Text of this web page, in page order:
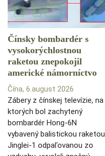
Čínsky bombardér s
vysokorýchlostnou
raketou znepokojil
americké námorníctvo
Čína, 6.august 2026
Zábery z čínskej televízie, na
ktorých bol zachytený
bombardér Hong-6N
vybavený balistickou raketou
Jinglei-1 odpaľovanou zo